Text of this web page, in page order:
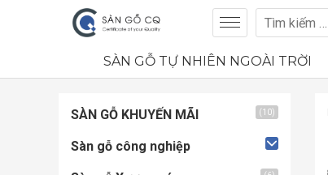
SÀN GỖ TỰ NHIÊN NGOÀI TRỜI
SÀN GỖ KHUYẾN MÃI (10)
Sàn gỗ công nghiệp